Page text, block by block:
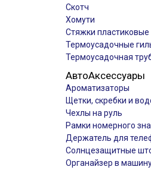
Скотч
Хомути
Стяжки пластиковые
Термоусадочные
Термоусадочная
АвтоАксессуары
Ароматизаторы
Щетки, скребки и
Чехлы на руль
Рамки номерного
Держатель для
Солнцезащитные
Органайзер в